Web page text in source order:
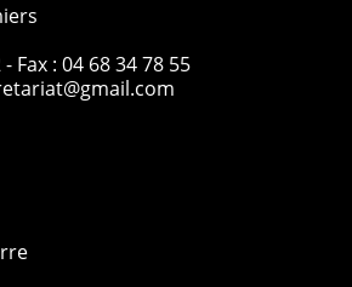
- Fax : 04 68 34 78 55